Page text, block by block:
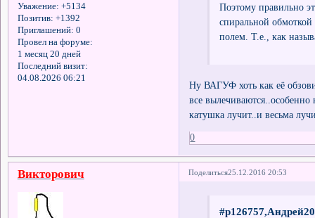
Уважение: +5134
Позитив: +1392
Приглашений: 0
Провел на форуме:
1 месяц 20 дней
Последний визит:
04.08.2026 06:21
Поэтому правильно
спиральной
полем. Т.е., как
Ну ВАГУФ хоть как её
все вылечиваются..особенно
катушка лучит..и весьма
0
Поделиться25.12.2016 20:53
Викторович